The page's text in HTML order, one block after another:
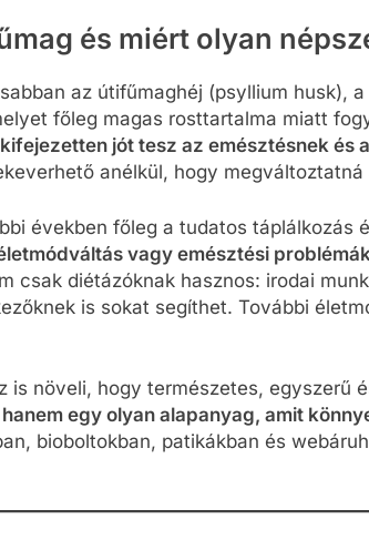
és miért olyan
az útifűmaghéj (psyllium husk),
főleg magas rosttartalma miatt
jót tesz az emésztésnek és
anélkül, hogy
években főleg a tudatos táplálkozás
vagy emésztési
csak diétázóknak hasznos: irodai
is sokat segíthet. További
is növeli, hogy természetes, egyszerű
egy olyan alapanyag, amit
bioboltokban, patikákban és